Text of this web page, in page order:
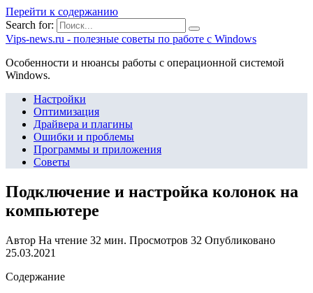
Перейти к содержанию
Search for:
Vips-news.ru - полезные советы по работе с Windows
Особенности и нюансы работы с операционной системой
Windows.
Настройки
Оптимизация
Драйвера и плагины
Ошибки и проблемы
Программы и приложения
Советы
Подключение и настройка колонок на
компьютере
Автор На чтение 32 мин. Просмотров 32 Опубликовано
25.03.2021
Содержание